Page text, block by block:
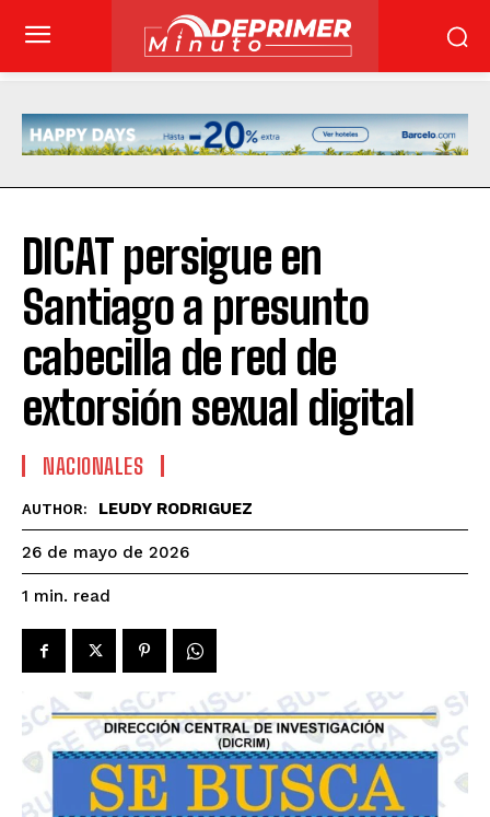
DICAT persigue en
Santiago a presunto
cabecilla de red de
extorsión sexual digital
NACIONALES
AUTHOR: LEUDY RODRIGUEZ
26 de mayo de 2026
1 min. read